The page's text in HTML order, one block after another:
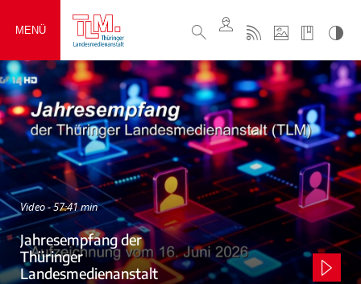
MENÜ
Video - 57:41 min
Jahresempfang der
Thüringer
Landesmedienanstalt